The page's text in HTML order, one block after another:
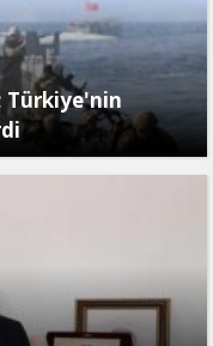
Türkiye'nin